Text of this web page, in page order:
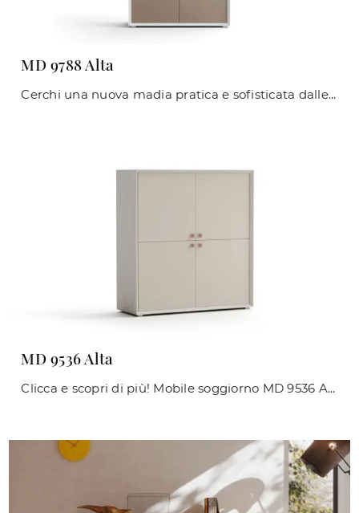
MD 9788 Alta
Cerchi una nuova madia pratica e sofisticata dalle linee moderne? Ti presentiamo il modello MD 9788 Alta di Giessegi, realizzato in laccato opaco.
MD 9536 Alta
Clicca e scopri di più! Mobile soggiorno MD 9536 Alta di Giessegi in laccato opaco: ti attende per completare le tue stanze moderne.